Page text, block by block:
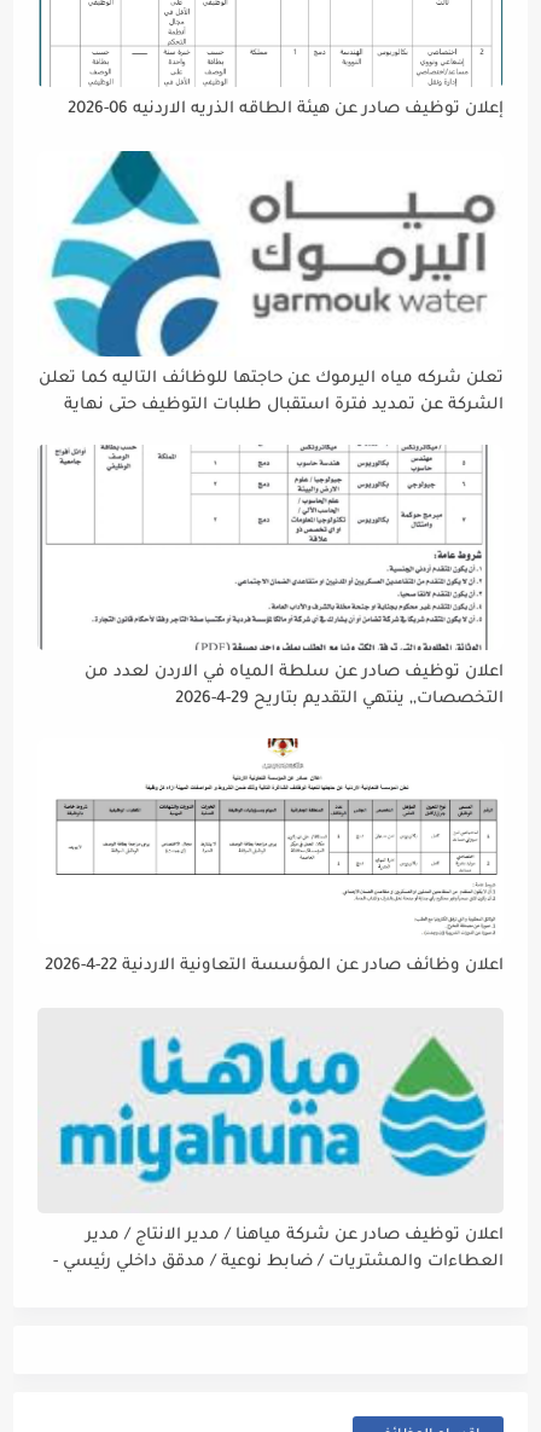
إعلان توظيف صادر عن هيئة الطاقه الذريه الاردنيه 06-2026
تعلن شركه مياه اليرموك عن حاجتها للوظائف التاليه كما تعلن
الشركة عن تمديد فترة استقبال طلبات التوظيف حتى نهاية
إتاحة الفرصة الكافية أمام الجميع لاستكمال إجراءات التقديم.
اعلان توظيف صادر عن سلطة المياه في الاردن لعدد من
التخصصات,, ينتهي التقديم بتاريح 29-4-2026
اعلان وظائف صادر عن المؤسسة التعاونية الاردنية 22-4-2026
اعلان توظيف صادر عن شركة مياهنا / مدير الانتاج / مدير
العطاءات والمشتريات / ضابط نوعية / مدقق داخلي رئيسي -